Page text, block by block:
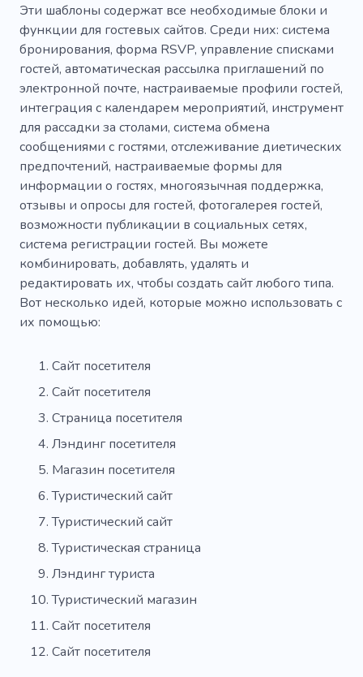
Эти шаблоны содержат все необходимые блоки и
функции для гостевых сайтов. Среди них: система
бронирования, форма RSVP, управление списками
гостей, автоматическая рассылка приглашений по
электронной почте, настраиваемые профили гостей,
интеграция с календарем мероприятий, инструмент
для рассадки за столами, система обмена
сообщениями с гостями, отслеживание диетических
предпочтений, настраиваемые формы для
информации о гостях, многоязычная поддержка,
отзывы и опросы для гостей, фотогалерея гостей,
возможности публикации в социальных сетях,
система регистрации гостей. Вы можете
комбинировать, добавлять, удалять и
редактировать их, чтобы создать сайт любого типа.
Вот несколько идей, которые можно использовать с
их помощью:
Сайт посетителя
Сайт посетителя
Страница посетителя
Лэндинг посетителя
Магазин посетителя
Туристический сайт
Туристический сайт
Туристическая страница
Лэндинг туриста
Туристический магазин
Сайт посетителя
Сайт посетителя